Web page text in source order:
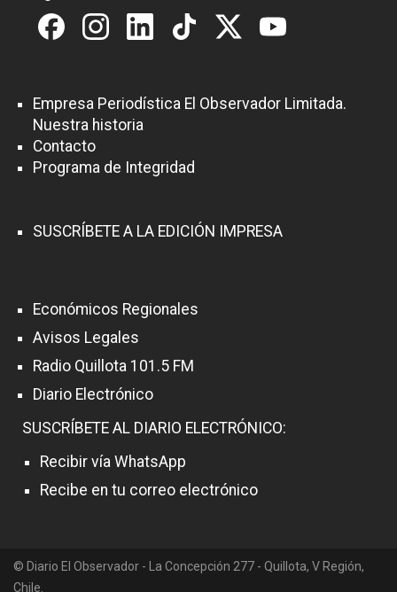
Empresa Periodística El Observador Limitada.
Nuestra historia
Contacto
Programa de Integridad
SUSCRÍBETE A LA EDICIÓN IMPRESA
Económicos Regionales
Avisos Legales
Radio Quillota 101.5 FM
Diario Electrónico
SUSCRÍBETE AL DIARIO ELECTRÓNICO:
Recibir vía WhatsApp
Recibe en tu correo electrónico
© Diario El Observador - La Concepción 277 - Quillota, V Región,
Chile.